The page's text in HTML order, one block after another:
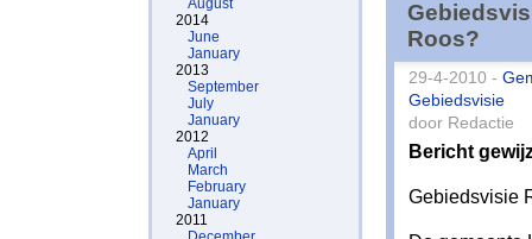
August
2014
June
January
2013
September
July
January
2012
April
March
February
January
2011
Roos?
29-4-2010 -
Gebiedsvisie
door Redactie
Bericht
Gebiedsvisie